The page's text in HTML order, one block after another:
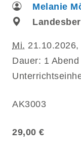
Melanie
Mi.
Dauer: 1
AK3003
29,00 €